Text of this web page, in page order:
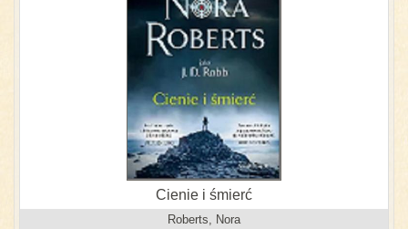
Cienie i śmierć
Roberts, Nora